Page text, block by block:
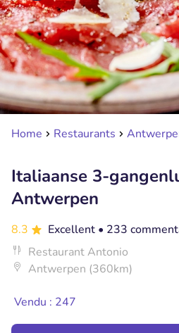
Home Restaurants
Italiaanse 3-
Antwerpen
8.3 Excellent • 233
Restaurant Antonio
Antwerpen (360km)
Vendu : 247